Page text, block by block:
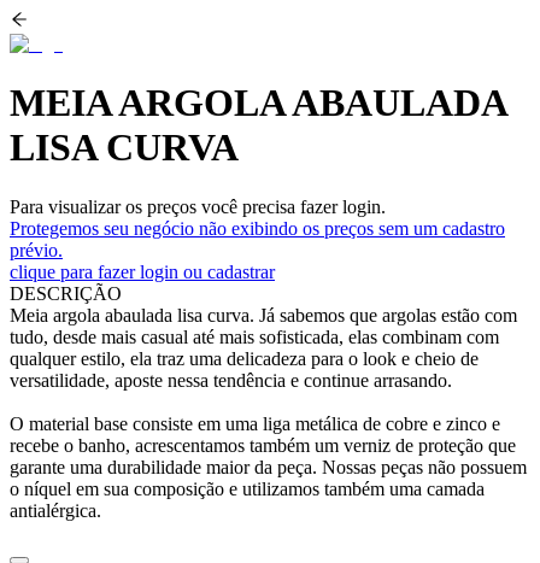
MEIA ARGOLA ABAULADA
LISA CURVA
Para visualizar os preços você precisa fazer login.
Protegemos seu negócio não exibindo os preços sem um cadastro
prévio.
clique para fazer login ou cadastrar
DESCRIÇÃO
Meia argola abaulada lisa curva. Já sabemos que argolas estão com
tudo, desde mais casual até mais sofisticada, elas combinam com
qualquer estilo, ela traz uma delicadeza para o look e cheio de
versatilidade, aposte nessa tendência e continue arrasando.
O material base consiste em uma liga metálica de cobre e zinco e
recebe o banho, acrescentamos também um verniz de proteção que
garante uma durabilidade maior da peça. Nossas peças não possuem
o níquel em sua composição e utilizamos também uma camada
antialérgica.